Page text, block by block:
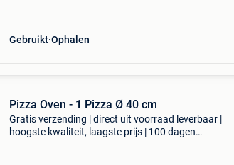
Gebruikt Ophalen
Pizza Oven - 1 Pizza Ø 40 cm
Gratis verzending | direct uit voorraad leverbaar |
hoogste kwaliteit, laagste prijs | 100 dagen